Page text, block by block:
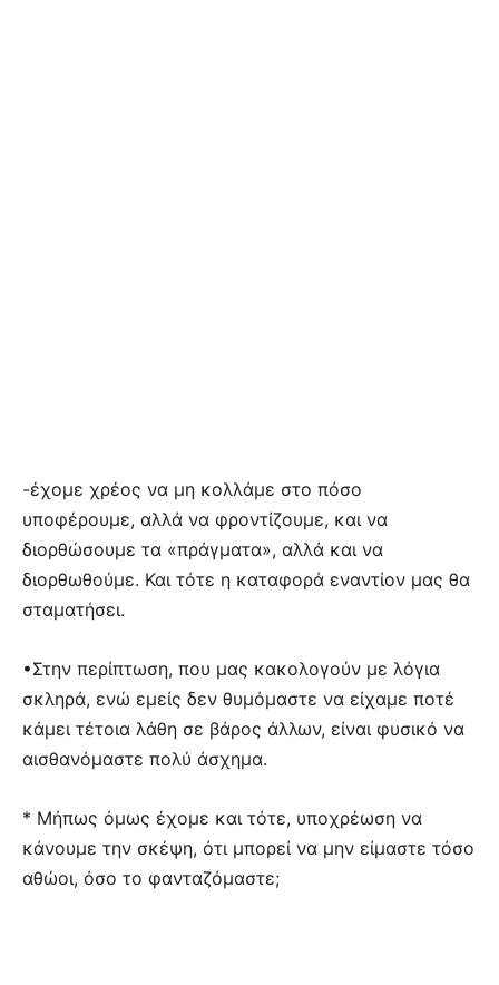
-έχομε χρέος να μη κολλάμε στο πόσο
υποφέρουμε, αλλά να φροντίζουμε, και να
διορθώσουμε τα «πράγματα», αλλά και να
διορθωθούμε. Και τότε η καταφορά εναντίον μας θα
σταματήσει.
•Στην περίπτωση, που μας κακολογούν με λόγια
σκληρά, ενώ εμείς δεν θυμόμαστε να είχαμε ποτέ
κάμει τέτοια λάθη σε βάρος άλλων, είναι φυσικό να
αισθανόμαστε πολύ άσχημα.
* Μήπως όμως έχομε και τότε, υποχρέωση να
κάνουμε την σκέψη, ότι μπορεί να μην είμαστε τόσο
αθώοι, όσο το φανταζόμαστε;